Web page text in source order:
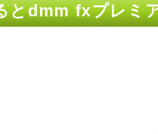
とdmm fxプレミ